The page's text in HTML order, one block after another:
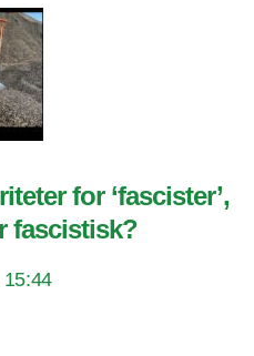
for ‘fascister’,
fascistisk?